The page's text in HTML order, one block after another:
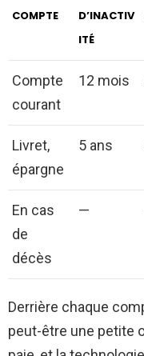
COMPTE
D’INACTIV
ITÉ
Compte
courant
12 mois
Livret,
épargne
5 ans
En cas
de
décès
—
Derrière chaque
peut-être une petite